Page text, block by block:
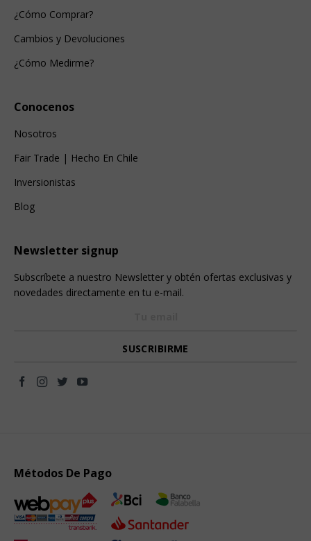
¿Cómo Comprar?
Cambios y Devoluciones
¿Cómo Medirme?
Conocenos
Nosotros
Fair Trade | Hecho En Chile
Inversionistas
Blog
Newsletter signup
Subscríbete a nuestro Newsletter y obtén ofertas exclusivas y
novedades directamente en tu e-mail.
Métodos De Pago